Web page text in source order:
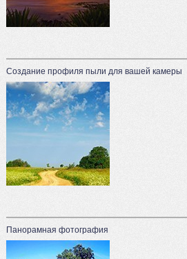
Создание профиля пыли для вашей камеры
Панорамная фотография